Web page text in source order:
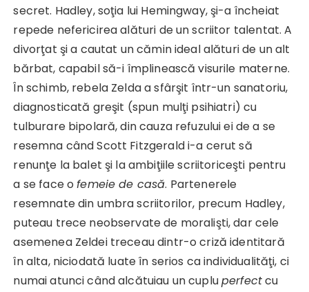
secret. Hadley, soţia lui Hemingway, şi-a încheiat
repede nefericirea alături de un scriitor talentat. A
divorţat şi a cautat un cămin ideal alături de un alt
bărbat, capabil să-i împlinească visurile materne.
În schimb, rebela Zelda a sfârşit într-un sanatoriu,
diagnosticată greşit (spun mulţi psihiatri) cu
tulburare bipolară, din cauza refuzului ei de a se
resemna când Scott Fitzgerald i-a cerut să
renunţe la balet şi la ambiţiile scriitoriceşti pentru
a se face ofemeie de casă. Partenerele
resemnate din umbra scriitorilor, precum Hadley,
puteau trece neobservate de moralişti, dar cele
asemenea Zeldei treceau dintr-o criză identitară
în alta, niciodată luate în serios ca individualităţi, ci
numai atunci când alcătuiau un cupluperfectcu